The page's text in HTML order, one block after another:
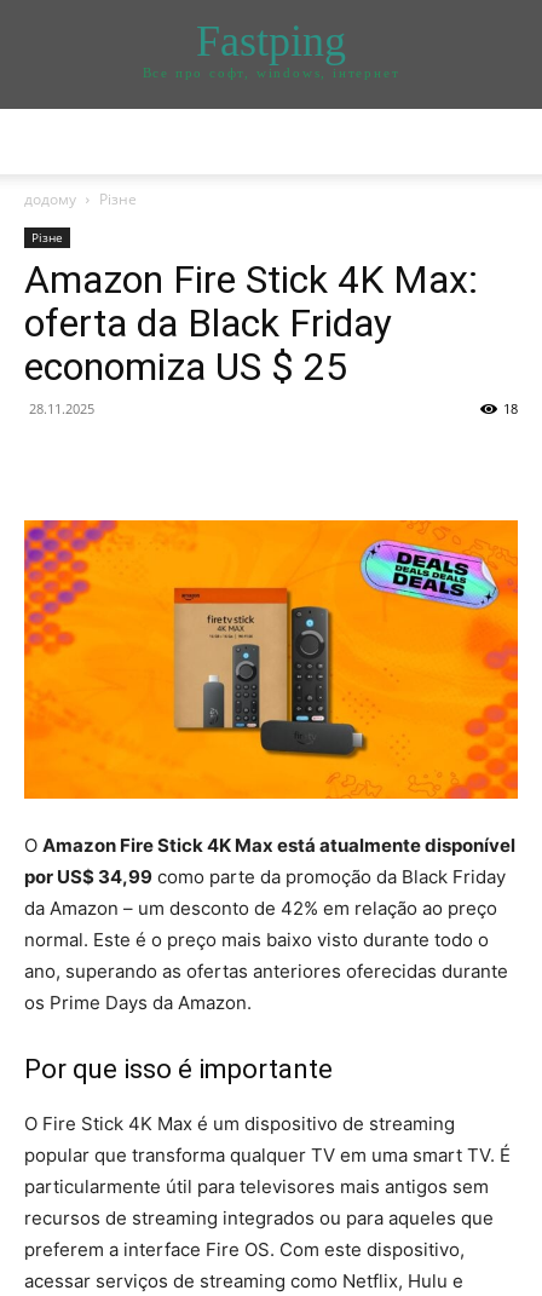
Fastping
Все про софт, windows, інтернет
додому Різне
Різне
Amazon Fire Stick 4K Max:
oferta da Black Friday
economiza US $ 25
28.11.2025 18
O Amazon Fire Stick 4K Max está atualmente disponível
por US$ 34,99 como parte da promoção da Black Friday
da Amazon – um desconto de 42% em relação ao preço
normal. Este é o preço mais baixo visto durante todo o
ano, superando as ofertas anteriores oferecidas durante
os Prime Days da Amazon.
Por que isso é importante
O Fire Stick 4K Max é um dispositivo de streaming
popular que transforma qualquer TV em uma smart TV. É
particularmente útil para televisores mais antigos sem
recursos de streaming integrados ou para aqueles que
preferem a interface Fire OS. Com este dispositivo,
acessar serviços de streaming como Netflix, Hulu e